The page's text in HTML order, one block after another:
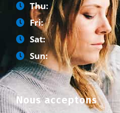
Thu:
Fri:
Sat:
Sun:
Nous acceptons